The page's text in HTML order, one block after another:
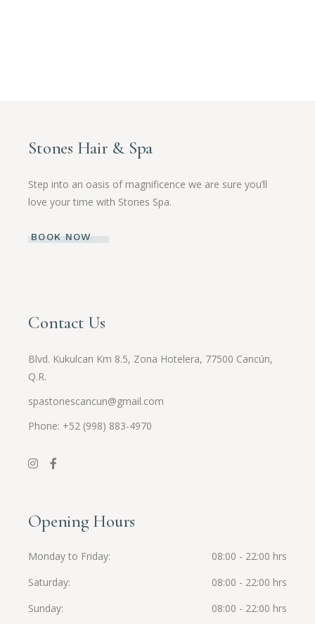
Stones Hair & Spa
Step into an oasis of magnificence we are sure you’ll
love your time with Stones Spa.
BOOK NOW
Contact Us
Blvd. Kukulcan Km 8.5, Zona Hotelera, 77500 Cancún,
Q.R.
spastonescancun@gmail.com
Phone: +52 (998) 883-4970
Opening Hours
Monday to Friday
08:00 - 22:00 hrs
Saturday
08:00 - 22:00 hrs
Sunday
08:00 - 22:00 hrs